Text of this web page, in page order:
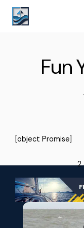
Fun
[object Promise]
2